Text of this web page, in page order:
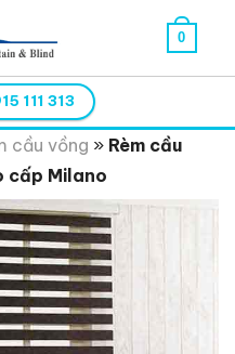
0
111 313
cầu vồng » Rèm cầu
cấp Milano